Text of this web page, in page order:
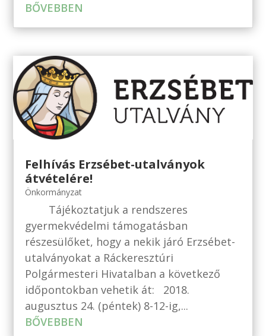
BŐVEBBEN
Felhívás Erzsébet-utalványok
átvételére!
Önkormányzat
Tájékoztatjuk a rendszeres
gyermekvédelmi támogatásban
részesülőket, hogy a nekik járó Erzsébet-
utalványokat a Ráckeresztúri
Polgármesteri Hivatalban a következő
időpontokban vehetik át: 2018.
augusztus 24. (péntek) 8-12-ig,...
BŐVEBBEN